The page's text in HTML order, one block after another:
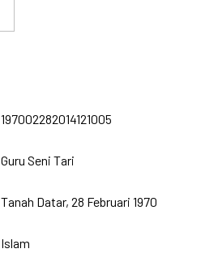
197002282014121005
Guru Seni Tari
Tanah Datar, 28 Februari 1970
Islam